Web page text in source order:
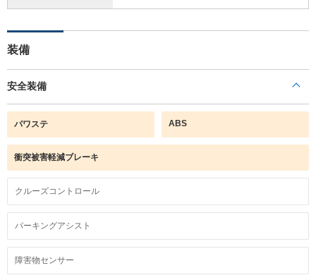
装備
安全装備
パワステ ABS
衝突被害軽減ブレーキ
クルーズコントロール
パーキングアシスト
障害物センサー